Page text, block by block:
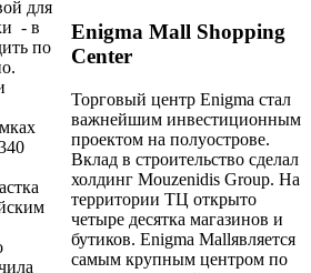
для
- в
по
Enigma Mall Shopping
Center
Торговый центр Enigma стал
важнейшим инвестиционным
проектом на полуострове.
Вклад в строительство сделал
холдинг Mouzenidis Group. На
территории ТЦ открыто
четыре десятка магазинов и
бутиков. Enigma Mallявляется
самым крупным центром по